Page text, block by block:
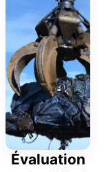
Évaluation